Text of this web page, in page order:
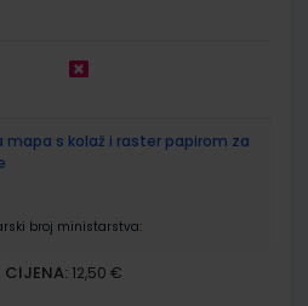
mapa s kolaž i raster papirom za
broj ministarstva:
CIJENA: 12,50 €